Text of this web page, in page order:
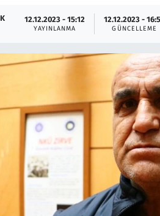
12.12.2023 - 15:12
YAYINLANMA
12.12.2023 -
GÜNCELLEME